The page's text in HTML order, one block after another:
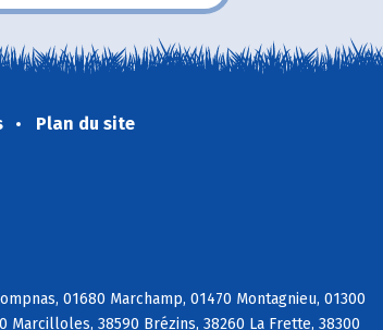
Plan du site
01680 Marchamp, 01470 Montagnieu, 01300
38590 Brézins, 38260 La Frette, 38300